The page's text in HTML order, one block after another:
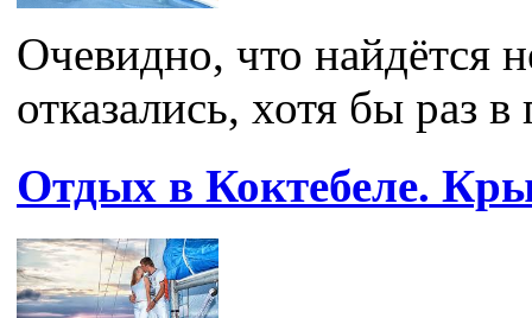
Очевидно, что найдётся
отказались, хотя бы раз в
Отдых в Коктебеле.